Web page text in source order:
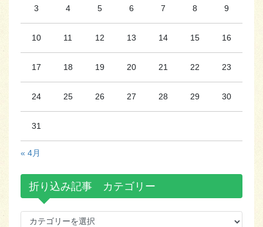
3 4 5 6 7 8 9
10 11 12 13 14 15 16
17 18 19 20 21 22 23
24 25 26 27 28 29 30
31
« 4月
折り込み記事 カテゴリー